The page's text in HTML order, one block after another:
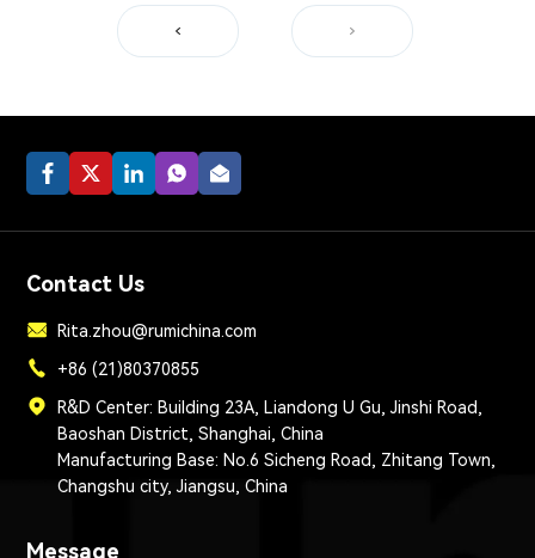
alta viscosidade, múltiplos componentes ou materiais
sensíveis à temperatura.
Contact Us
Rita.zhou@rumichina.com
+86 (21)80370855
R&D Center: Building 23A, Liandong U Gu, Jinshi Road,
Baoshan District, Shanghai, China
Manufacturing Base: No.6 Sicheng Road, Zhitang Town,
Changshu city, Jiangsu, China
Message